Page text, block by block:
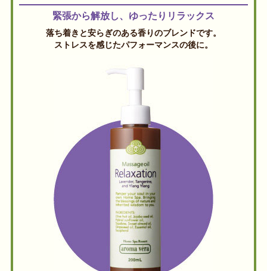
緊張から解放し、ゆったりリラックス
落ち着きと安らぎのある香りのブレンドです。
ストレスを感じたパフォーマンスの後に。